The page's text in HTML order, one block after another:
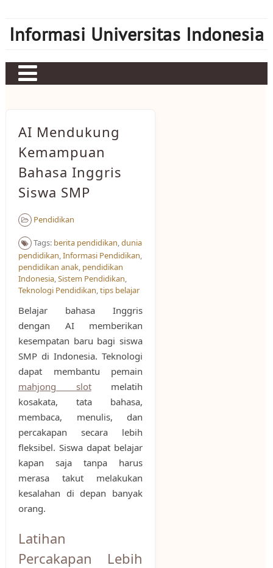
content
Informasi Universitas Indonesia
Sbobet
Mahjong Ways 2
Server Kamboja
Server Thailand
bonus new member
AI Mendukung
Kemampuan
Bahasa Inggris
Siswa SMP
Pendidikan
Tags: berita pendidikan,dunia
pendidikan,Informasi Pendidikan,
pendidikan anak, pendidikan
Indonesia,Sistem Pendidikan,
Teknologi Pendidikan,tips belajar
Belajar bahasa Inggris
dengan AI memberikan
kesempatan baru bagi siswa
SMP di Indonesia. Teknologi
dapat membantu pemain
mahjong slotmelatih
kosakata, tata bahasa,
membaca, menulis, dan
percakapan secara lebih
fleksibel. Siswa dapat belajar
kapan saja tanpa harus
merasa takut melakukan
kesalahan di depan banyak
orang.
Latihan
Percakapan Lebih